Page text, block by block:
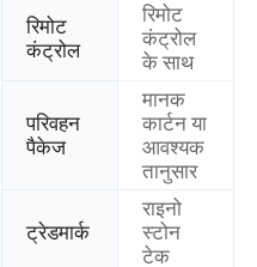
रिमोट
कंट्रोल
रिमोट
कंट्रोल
के साथ
परिवहन
पैकेज
मानक
कार्टन या
आवश्यक
तानुसार
ट्रेडमार्क
राइनो
स्टोन
टेक